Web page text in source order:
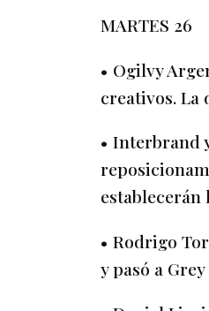
MARTES 26
• Ogilvy
creativos. La
• Interbrand
establecerán
• Rodrigo
y pasó a